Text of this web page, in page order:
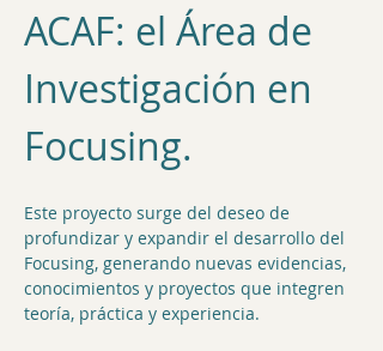
ACAF: el Área de
Investigación en
Focusing.
Este proyecto surge del deseo de
profundizar y expandir el desarrollo del
Focusing, generando nuevas evidencias,
conocimientos y proyectos que integren
teoría, práctica y experiencia.